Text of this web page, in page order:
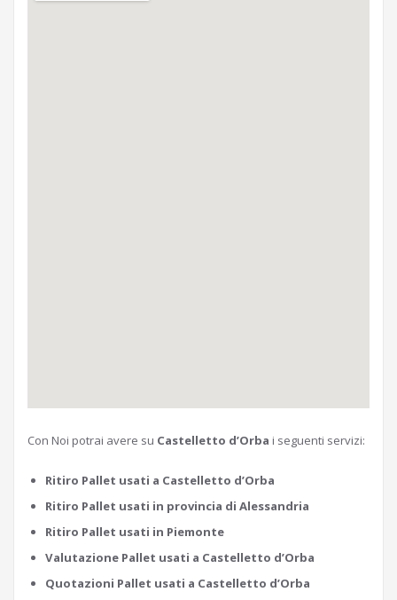
Con Noi potrai avere su Castelletto d’Orba i seguenti servizi:
Ritiro Pallet usati a Castelletto d’Orba
Ritiro Pallet usati in provincia di Alessandria
Ritiro Pallet usati in Piemonte
Valutazione Pallet usati a Castelletto d’Orba
Quotazioni Pallet usati a Castelletto d’Orba